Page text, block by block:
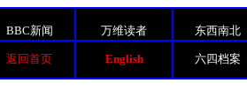
BBC新闻 万维读者 东西南北
返回首页 English 六四档案